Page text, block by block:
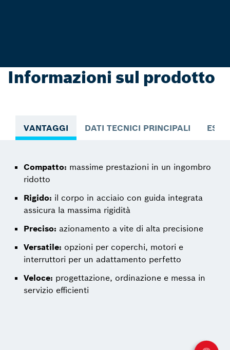
Informazioni sul prodotto
VANTAGGI DATI TECNICI PRINCIPALI
Compatto: massime prestazioni in un ingombro
ridotto
Rigido: il corpo in acciaio con guida integrata
assicura la massima rigidità
Preciso: azionamento a vite di alta precisione
Versatile: opzioni per coperchi, motori e
interruttori per un adattamento perfetto
Veloce: progettazione, ordinazione e messa in
servizio efficienti